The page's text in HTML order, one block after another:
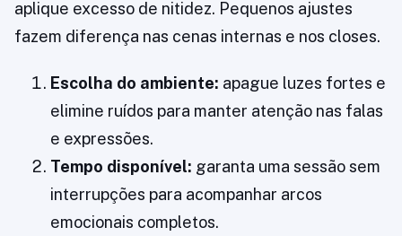
aplique excesso de nitidez. Pequenos ajustes
fazem diferença nas cenas internas e nos closes.
Escolha do ambiente: apague luzes fortes e
elimine ruídos para manter atenção nas falas
e expressões.
Tempo disponível: garanta uma sessão sem
interrupções para acompanhar arcos
emocionais completos.